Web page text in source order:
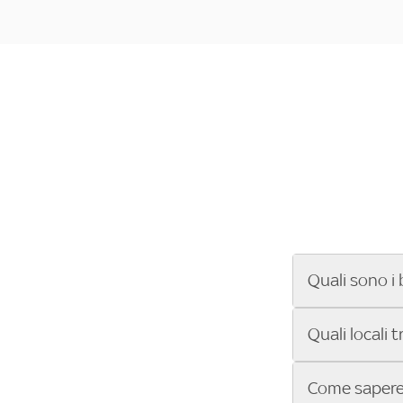
Quali sono i
Se cerchi un
ENILIVE, la
Sky Bar ti
Quali locali
Vuoi sapere
Come